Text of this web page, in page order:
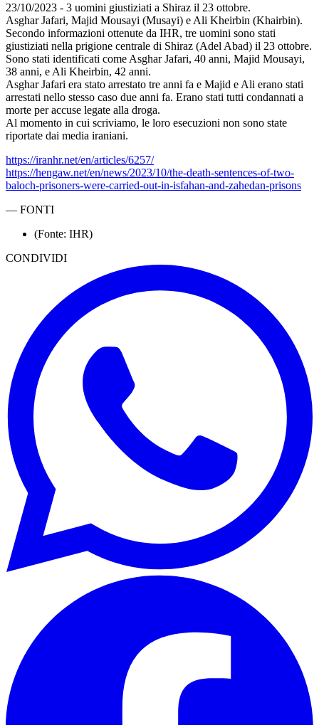
23/10/2023 - 3 uomini giustiziati a Shiraz il 23 ottobre.
Asghar Jafari, Majid Mousayi (Musayi) e Ali Kheirbin (Khairbin).
Secondo informazioni ottenute da IHR, tre uomini sono stati
giustiziati nella prigione centrale di Shiraz (Adel Abad) il 23 ottobre.
Sono stati identificati come Asghar Jafari, 40 anni, Majid Mousayi,
38 anni, e Ali Kheirbin, 42 anni.
Asghar Jafari era stato arrestato tre anni fa e Majid e Ali erano stati
arrestati nello stesso caso due anni fa. Erano stati tutti condannati a
morte per accuse legate alla droga.
Al momento in cui scriviamo, le loro esecuzioni non sono state
riportate dai media iraniani.
https://iranhr.net/en/articles/6257/
https://hengaw.net/en/news/2023/10/the-death-sentences-of-two-
baloch-prisoners-were-carried-out-in-isfahan-and-zahedan-prisons
— FONTI
(Fonte: IHR)
CONDIVIDI